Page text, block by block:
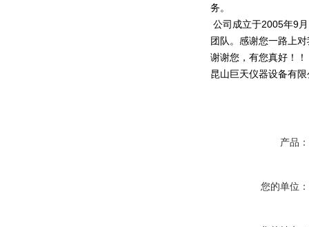
务。
公司成立于2005年9
团队。感谢您一路上
谢谢您，有您真好！！
昆山巨天仪器设备有
产品：
您的单位：